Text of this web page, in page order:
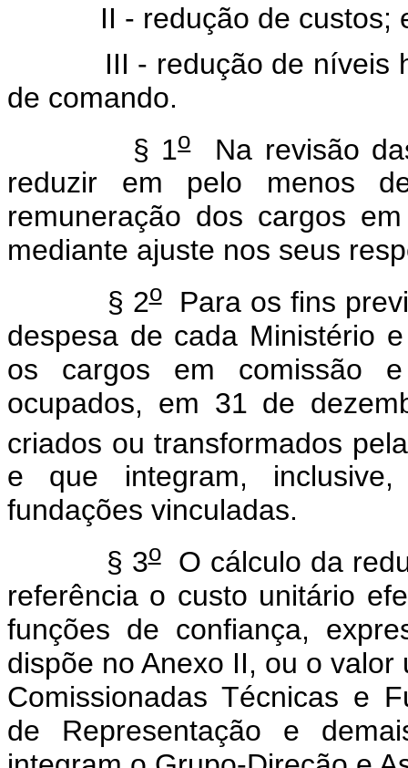
II - redução de custos;
III - redução de níveis
de comando.
§ 1oNa revisão
reduzir em pelo menos
remuneração dos cargos
mediante ajuste nos seus
§ 2oPara os fins
despesa de cada Ministério
os cargos em comissão
ocupados, em 31 de
criados ou transformados
e que integram,
fundações vinculadas.
§ 3oO cálculo da
referência o custo unitário
funções de confiança,
dispõe no Anexo II, ou o
Comissionadas Técnicas e
de Representação e